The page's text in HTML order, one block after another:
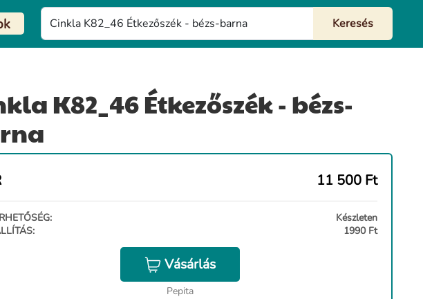
K82_46 Étkezőszék - bézs-
11 500 Ft
Készleten
1990 Ft
Vásárlás
Pepita